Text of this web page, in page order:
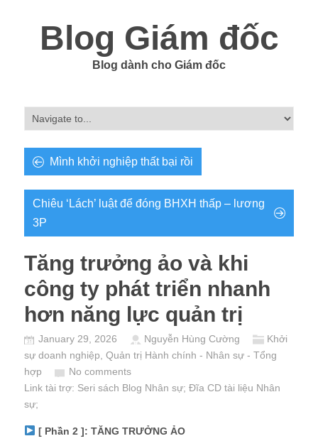
Blog Giám đốc
Blog dành cho Giám đốc
Mình khởi nghiệp thất bại rồi
Chiêu ‘Lách’ luật để đóng BHXH thấp – lương
3P
Tăng trưởng ảo và khi
công ty phát triển nhanh
hơn năng lực quản trị
January 29, 2026 Nguyễn Hùng Cường
Khởi
sự doanh nghiệp Quản trị Hành chính - Nhân sự - Tổng
hợp
No comments
Link tài trợ: Seri sách Blog Nhân sự; Đĩa CD tài liệu Nhân
sự;
[ Phần 2 ]: TĂNG TRƯỞNG ẢO